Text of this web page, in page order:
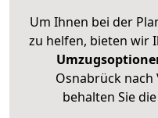
Um Ihnen bei der
zu helfen, bieten wir
Osnabrück nach
behalten Sie